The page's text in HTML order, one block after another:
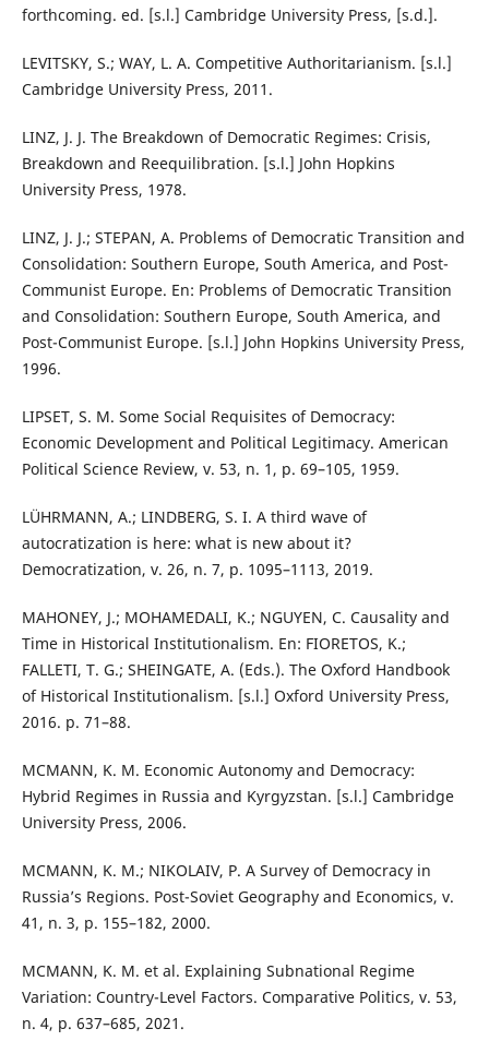
forthcoming. ed. [s.l.] Cambridge University Press, [s.d.].
LEVITSKY, S.; WAY, L. A. Competitive Authoritarianism. [s.l.]
Cambridge University Press, 2011.
LINZ, J. J. The Breakdown of Democratic Regimes: Crisis,
Breakdown and Reequilibration. [s.l.] John Hopkins
University Press, 1978.
LINZ, J. J.; STEPAN, A. Problems of Democratic Transition and
Consolidation: Southern Europe, South America, and Post-
Communist Europe. En: Problems of Democratic Transition
and Consolidation: Southern Europe, South America, and
Post-Communist Europe. [s.l.] John Hopkins University Press,
1996.
LIPSET, S. M. Some Social Requisites of Democracy:
Economic Development and Political Legitimacy. American
Political Science Review, v. 53, n. 1, p. 69–105, 1959.
LÜHRMANN, A.; LINDBERG, S. I. A third wave of
autocratization is here: what is new about it?
Democratization, v. 26, n. 7, p. 1095–1113, 2019.
MAHONEY, J.; MOHAMEDALI, K.; NGUYEN, C. Causality and
Time in Historical Institutionalism. En: FIORETOS, K.;
FALLETI, T. G.; SHEINGATE, A. (Eds.). The Oxford Handbook
of Historical Institutionalism. [s.l.] Oxford University Press,
2016. p. 71–88.
MCMANN, K. M. Economic Autonomy and Democracy:
Hybrid Regimes in Russia and Kyrgyzstan. [s.l.] Cambridge
University Press, 2006.
MCMANN, K. M.; NIKOLAIV, P. A Survey of Democracy in
Russia’s Regions. Post-Soviet Geography and Economics, v.
41, n. 3, p. 155–182, 2000.
MCMANN, K. M. et al. Explaining Subnational Regime
Variation: Country-Level Factors. Comparative Politics, v. 53,
n. 4, p. 637–685, 2021.